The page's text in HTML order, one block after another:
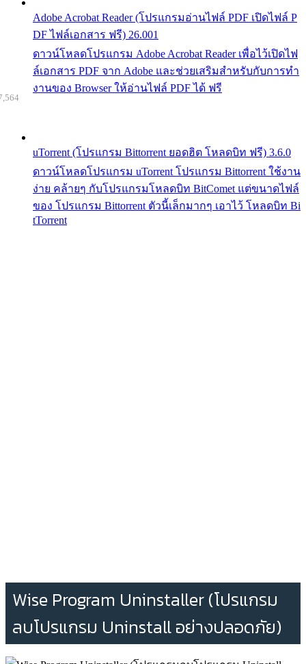
Adobe Acrobat Reader (โปรแกรมอ่านไฟล์ PDF เปิดไฟล์ P
DF ไฟล์เอกสาร ฟรี) 26.001
ดาวน์โหลดโปรแกรม Adobe Acrobat Reader เพื่อไว้เปิดไฟ
ล์เอกสาร PDF จาก Adobe และช่วยเสริมสำหรับกับการทำ
งานของ Browser ให้อ่านไฟล์ PDF ได้ ฟรี
uTorrent (โปรแกรม Bittorrent ยอดฮิต โหลดบิท ฟรี) 3.6.0
ดาวน์โหลดโปรแกรม uTorrent โปรแกรม Bittorrent ใช้งาน
ง่าย คล้ายๆ กับโปรแกรมโหลดบิท BitComet แต่ขนาดไฟล์
ของ โปรแกรม Bittorrent ตัวนี้เล็กมากๆ เอาไว้ โหลดบิท Bi
tTorrent
Wise Program Uninstaller (โปรแกรม
ลบโปรแกรม Uninstall อย่างปลอดภัย)